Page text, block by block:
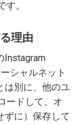
。
理由
Instagram
シャルネット
は別に、他のユ
ードして、オ
ずに）保存して